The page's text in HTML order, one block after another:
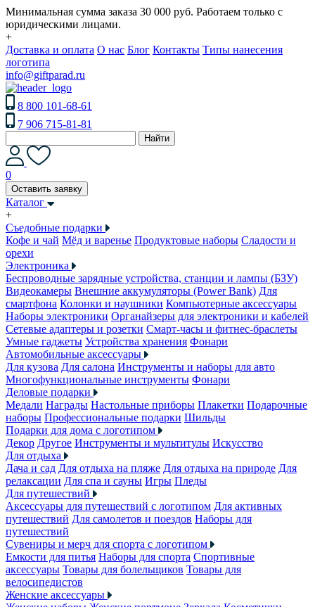
Минимальная сумма заказа 30 000 руб. Работаем только с
юридическими лицами.
+
Доставка и оплата О нас Блог Контакты Типы нанесения
логотипа
info@giftparad.ru
8 800 101-68-61
7 906 715-81-81
Найти
0
Оставить заявку
Каталог
+
Съедобные подарки
Кофе и чай Мёд и варенье Продуктовые наборы Сладости и
орехи
Электроника
Беспроводные зарядные устройства, станции и лампы (БЗУ)
Видеокамеры Внешние аккумуляторы (Power Bank) Для
смартфона Колонки и наушники Компьютерные аксессуары
Наборы электроники Органайзеры для электроники и кабелей
Сетевые адаптеры и розетки Смарт-часы и фитнес-браслеты
Умные гаджеты Устройства хранения Фонари
Автомобильные аксессуары
Для кузова Для салона Инструменты и наборы для авто
Многофункциональные инструменты Фонари
Деловые подарки
Медали Награды Настольные приборы Плакетки Подарочные
наборы Профессиональные подарки Шильды
Подарки для дома с логотипом
Декор Другое Инструменты и мультитулы Искусство
Для отдыха
Дача и сад Для отдыха на пляже Для отдыха на природе Для
релаксации Для спа и сауны Игры Пледы
Для путешествий
Аксессуары для путешествий с логотипом Для активных
путешествий Для самолетов и поездов Наборы для
путешествий
Сувениры и мерч для спорта с логотипом
Емкости для питья Наборы для спорта Спортивные
аксессуары Товары для болельщиков Товары для
велосипедистов
Женские аксессуары